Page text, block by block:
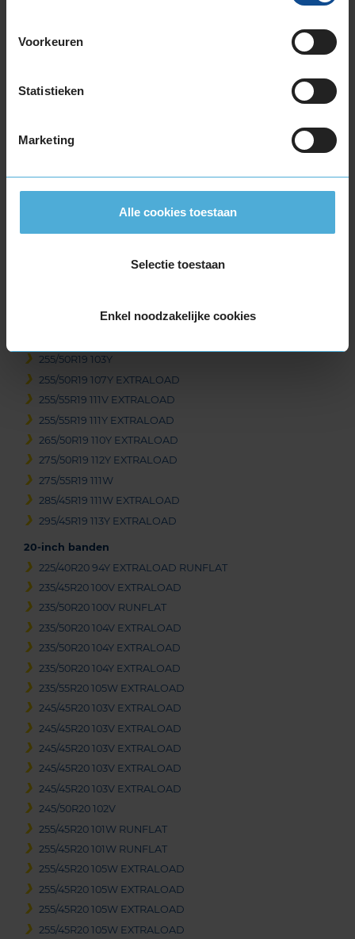
Voorkeuren
Statistieken
Marketing
Alle cookies toestaan
Selectie toestaan
Enkel noodzakelijke cookies
225/55R19 99V
235/50R19 99V
235/55R19 101V
235/55R19 101V RUNFLAT
235/55R19 105W EXTRALOAD
235/60R19 107V EXTRALOAD
255/45R19 100V
255/50R19 103Y
255/50R19 107Y EXTRALOAD
255/55R19 111V EXTRALOAD
255/55R19 111Y EXTRALOAD
265/50R19 110Y EXTRALOAD
275/50R19 112Y EXTRALOAD
275/55R19 111W
285/45R19 111W EXTRALOAD
295/45R19 113Y EXTRALOAD
20-inch banden
225/40R20 94Y EXTRALOAD RUNFLAT
235/45R20 100V EXTRALOAD
235/50R20 100V RUNFLAT
235/50R20 104V EXTRALOAD
235/50R20 104Y EXTRALOAD
235/50R20 104Y EXTRALOAD
235/55R20 105W EXTRALOAD
245/45R20 103V EXTRALOAD
245/45R20 103V EXTRALOAD
245/45R20 103V EXTRALOAD
245/45R20 103V EXTRALOAD
245/45R20 103V EXTRALOAD
245/50R20 102V
255/45R20 101W RUNFLAT
255/45R20 101W RUNFLAT
255/45R20 105W EXTRALOAD
255/45R20 105W EXTRALOAD
255/45R20 105W EXTRALOAD
255/45R20 105W EXTRALOAD